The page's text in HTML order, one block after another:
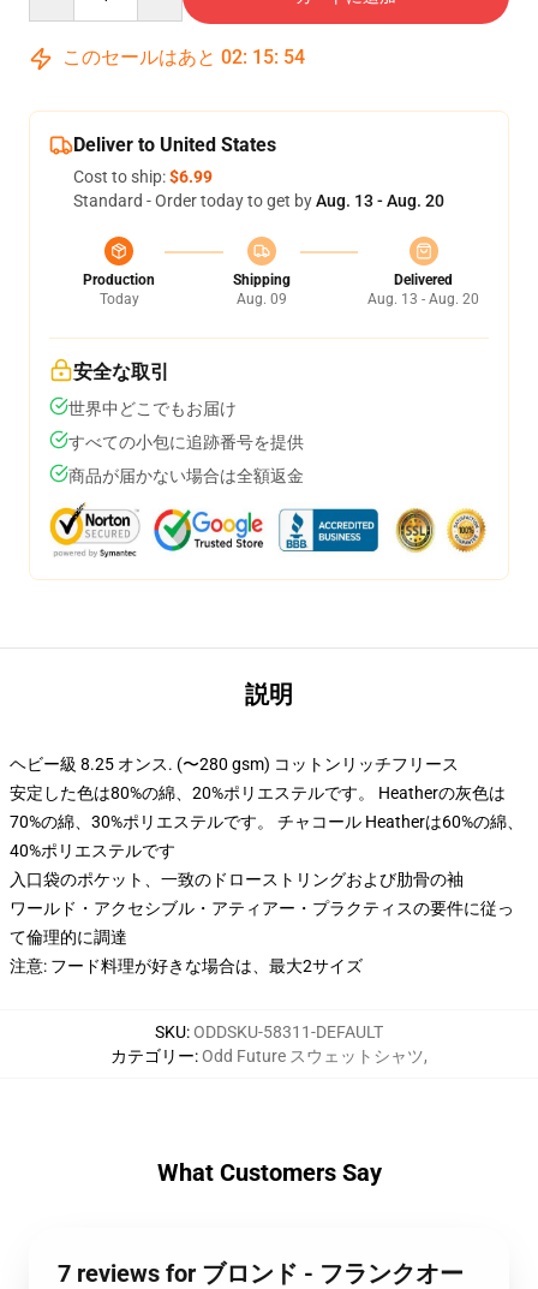
このセールはあと 02: 15: 53
Deliver to United States
Cost to ship:$6.99
Standard - Order today to get byAug. 13 - Aug. 20
Production
Today
Shipping
Aug. 09
Delivered
Aug. 13 - Aug. 20
安全な取引
世界中どこでもお届け
すべての小包に追跡番号を提供
商品が届かない場合は全額返金
説明
ヘビー級 8.25 オンス. (〜280 gsm) コットンリッチフリース
安定した色は80%の綿、20%ポリエステルです。 Heatherの灰色は
70%の綿、30%ポリエステルです。 チャコール Heatherは60%の綿、
40%ポリエステルです
入口袋のポケット、一致のドローストリングおよび肋骨の袖
ワールド・アクセシブル・アティアー・プラクティスの要件に従っ
て倫理的に調達
注意: フード料理が好きな場合は、最大2サイズ
SKU:ODDSKU-58311-DEFAULT
カテゴリー:Odd Future スウェットシャツ,
What Customers Say
7 reviews for ブロンド - フランクオー